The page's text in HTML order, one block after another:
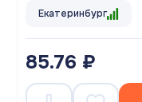
Екатеринбург
85.76 ₽